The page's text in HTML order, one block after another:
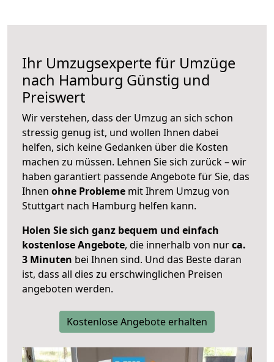
Ihr Umzugsexperte für Umzüge
nach Hamburg Günstig und
Preiswert
Wir verstehen, dass der Umzug an sich schon
stressig genug ist, und wollen Ihnen dabei
helfen, sich keine Gedanken über die Kosten
machen zu müssen. Lehnen Sie sich zurück – wir
haben garantiert passende Angebote für Sie, das
Ihnen ohne Probleme mit Ihrem Umzug von
Stuttgart nach Hamburg helfen kann.
Holen Sie sich ganz bequem und einfach
kostenlose Angebote, die innerhalb von nurca.
3 Minuten bei Ihnen sind. Und das Beste daran
ist, dass all dies zu erschwinglichen Preisen
angeboten werden.
Kostenlose Angebote erhalten